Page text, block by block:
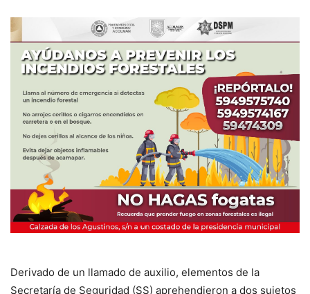
Derivado de un llamado de auxilio, elementos de la
Secretaría de Seguridad (SS) aprehendieron a dos sujetos